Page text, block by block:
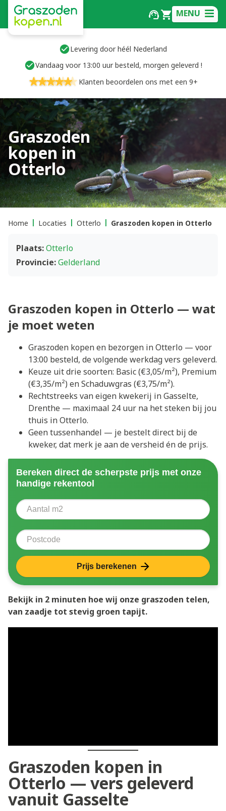
MENU
Levering door héél Nederland
Vandaag voor 13:00 uur besteld, morgen geleverd !
Klanten beoordelen ons met een 9+
Graszoden
kopen in
Otterlo
Home Locaties Otterlo Graszoden kopen in Otterlo
Plaats:Otterlo
Provincie:Gelderland
Graszoden kopen in Otterlo — wat
je moet weten
Graszoden kopen en bezorgen in Otterlo — voor
13:00 besteld, de volgende werkdag vers geleverd.
Keuze uit drie soorten: Basic (€3,05/m²), Premium
(€3,35/m²) en Schaduwgras (€3,75/m²).
Rechtstreeks van eigen kwekerij in Gasselte,
Drenthe — maximaal 24 uur na het steken bij jou
thuis in Otterlo.
Geen tussenhandel — je bestelt direct bij de
kweker, dat merk je aan de versheid én de prijs.
Bereken direct de scherpste prijs met onze
handige rekentool
Aantal vierkante meter
Postcode
Prijs berekenen
Bekijk in 2 minuten hoe wij onze graszoden telen,
van zaadje tot stevig groen tapijt.
Graszoden kopen in
Otterlo — vers geleverd
vanuit Gasselte